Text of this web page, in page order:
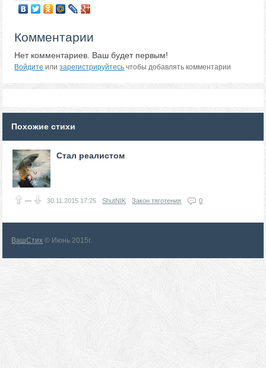
Комментарии
Нет комментариев. Ваш будет первым!
Войдите илизарегистрируйтесь чтобы добавлять комментарии
Похожие стихи
Стал реалистом
— 30.11.2015 17:25 ShutNIK Закон тяготения 0
ВашСтих © Июнь 2015г.